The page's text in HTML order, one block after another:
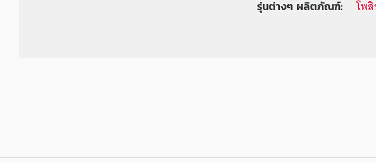
รุ่นต่างๆ ผลิตภัณฑ์: โพ